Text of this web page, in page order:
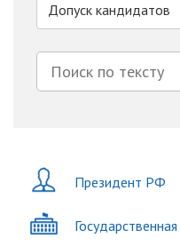
Допуск кандидатов
Президент РФ